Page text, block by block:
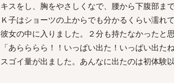
キスをし、胸をやさしくなで、腰から下腹部ま
Ｋ子はショーツの上からでも分かるくらい濡れ
彼女の中に入りました。２分も持たなかったと
「あらららら！！いっぱい出た！いっぱい出た
スゴイ量が出ました。あんなに出たのは初体験